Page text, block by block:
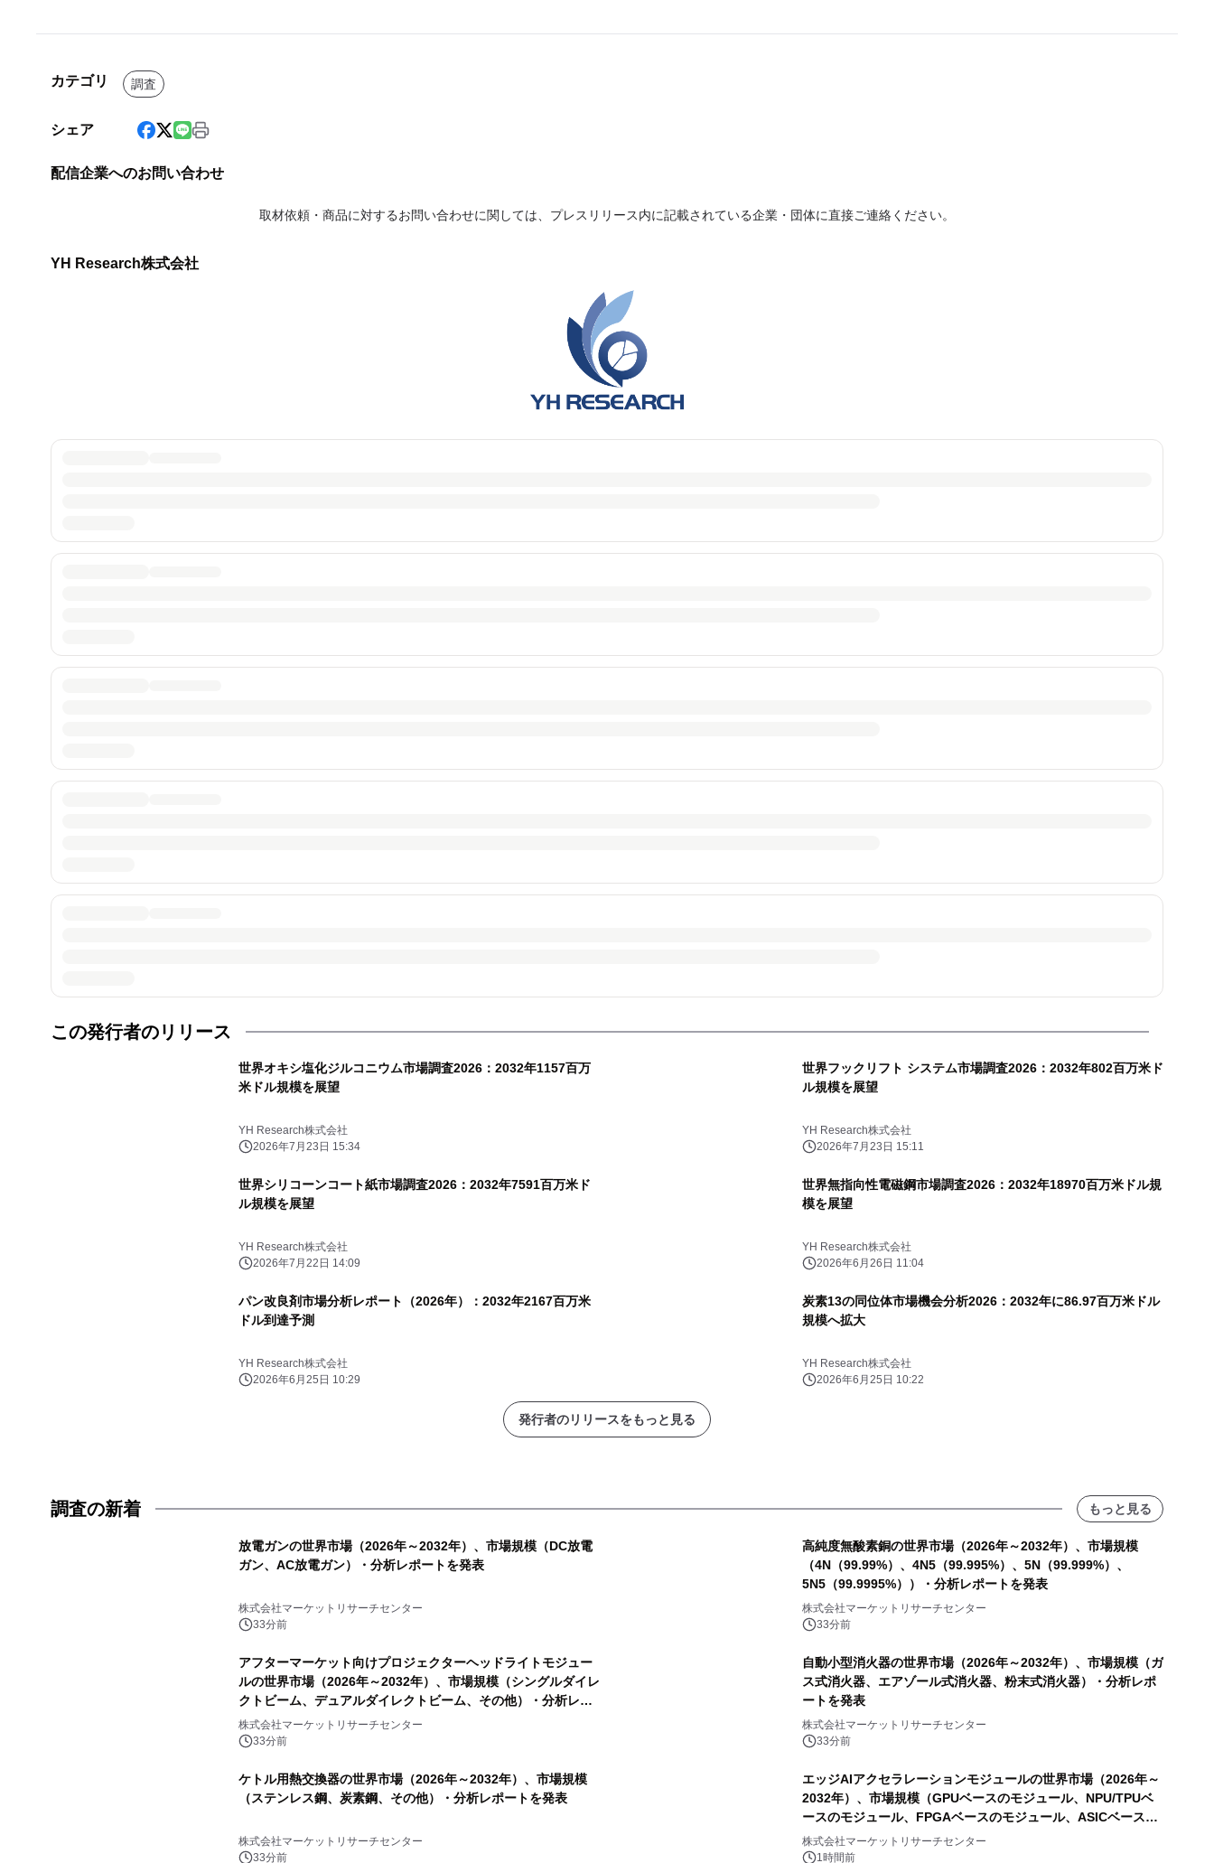
カテゴリ 調査
シェア
配信企業へのお問い合わせ
取材依頼・商品に対するお問い合わせに関しては、プレスリリース内に記載されている企業・団体に直接ご連絡ください。
YH Research株式会社
この発行者のリリース
世界オキシ塩化ジルコニウム市場調査2026：2032年1157百万
米ドル規模を展望
YH Research株式会社
2026年7月23日 15:34
世界フックリフト システム市場調査2026：2032年802百万米ド
ル規模を展望
YH Research株式会社
2026年7月23日 15:11
世界シリコーンコート紙市場調査2026：2032年7591百万米ド
ル規模を展望
YH Research株式会社
2026年7月22日 14:09
世界無指向性電磁鋼市場調査2026：2032年18970百万米ドル規
模を展望
YH Research株式会社
2026年6月26日 11:04
パン改良剤市場分析レポート（2026年）：2032年2167百万米
ドル到達予測
YH Research株式会社
2026年6月25日 10:29
炭素13の同位体市場機会分析2026：2032年に86.97百万米ドル
規模へ拡大
YH Research株式会社
2026年6月25日 10:22
発行者のリリースをもっと見る
調査の新着 もっと見る
放電ガンの世界市場（2026年～2032年）、市場規模（DC放電
ガン、AC放電ガン）・分析レポートを発表
株式会社マーケットリサーチセンター
33分前
高純度無酸素銅の世界市場（2026年～2032年）、市場規模
（4N（99.99%）、4N5（99.995%）、5N（99.999%）、
5N5（99.9995%））・分析レポートを発表
株式会社マーケットリサーチセンター
33分前
アフターマーケット向けプロジェクターヘッドライトモジュー
ルの世界市場（2026年～2032年）、市場規模（シングルダイレ
クトビーム、デュアルダイレクトビーム、その他）・分析レポ
ートを発表
株式会社マーケットリサーチセンター
33分前
自動小型消火器の世界市場（2026年～2032年）、市場規模（ガ
ス式消火器、エアゾール式消火器、粉末式消火器）・分析レポ
ートを発表
株式会社マーケットリサーチセンター
33分前
ケトル用熱交換器の世界市場（2026年～2032年）、市場規模
（ステンレス鋼、炭素鋼、その他）・分析レポートを発表
株式会社マーケットリサーチセンター
33分前
エッジAIアクセラレーションモジュールの世界市場（2026年～
2032年）、市場規模（GPUベースのモジュール、NPU/TPUベ
ースのモジュール、FPGAベースのモジュール、ASICベースの
モジュール）・分析レポートを発表
株式会社マーケットリサーチセンター
1時間前